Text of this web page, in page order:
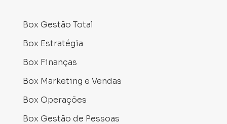
Box Gestão Total
Box Estratégia
Box Finanças
Box Marketing e Vendas
Box Operações
Box Gestão de Pessoas